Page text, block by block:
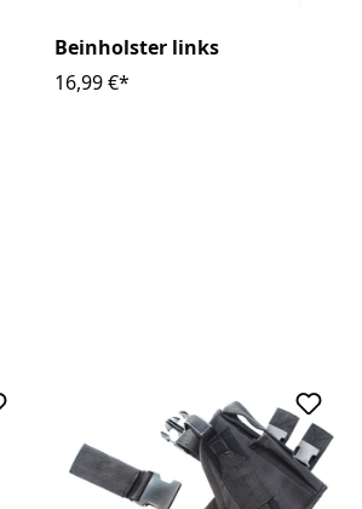
Beinholster links
16,99 €*